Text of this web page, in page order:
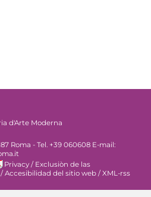
d'Arte Moderna
Roma - Tel. +39 060608 E-mail:
Privacy / Exclusiòn de las
/Accesibilidad del sitio web /XML-rss